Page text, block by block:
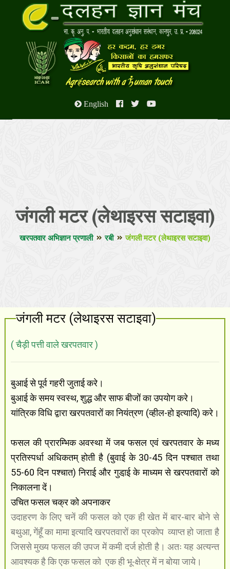
English
जंगली मटर (लेथाइरस सटाइवा)
खरपतवार अभिज्ञान प्रणाली रबी जंगली मटर (लेथाइरस सटाइवा)
जंगली मटर (लेथाइरस सटाइवा)
( चैड़ी पत्ती वाले खरपतवार )
बुआई से पूर्व गहरी जुताई करे।
बुआई के समय स्वस्थ, शुद्ध और साफ बीजों का उपयोग करे।
यांत्रिक विधि द्वारा खरपतवारों का नियंत्रण (व्हील-हो इत्यादि) करे।
फसल की प्रारम्भिक अवस्था में जब फसल एवं खरपतवार के मध्य
प्रतिस्पर्धा अधिकतम् होती है (बुवाई के 30-45 दिन पश्चात तथा
55-60 दिन पश्चात) निराई और गुडा़ई के माध्यम से खरपतवारों को
निकालना दें।
उचित फसल चक्र को अपनाकर
उदाहरण के लिए चनें की फसल को एक ही खेत में बार-बार बोने से
बथुआ, गेंहूँ का मामा इत्यादि खरपतवारों का प्रकोप व्याप्त हो जाता है
जिससे मुख्य फसल की उपज में कमी दर्ज होती है। अतः यह अत्यन्त
आवश्यक है कि एक फसल को एक ही भू-क्षेत्र में न बोया जाये।